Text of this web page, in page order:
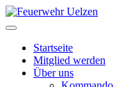
Startseite
Mitglied werden
Über uns